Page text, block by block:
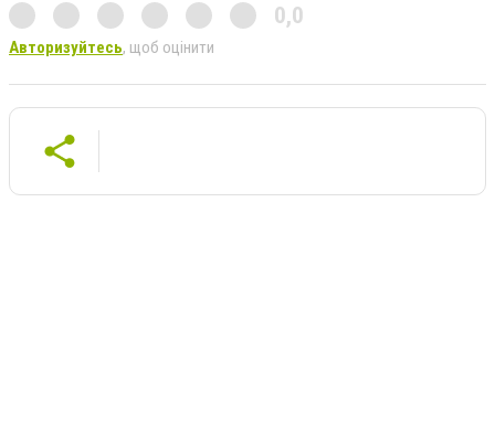
0,0
Авторизуйтесь, щоб оцінити